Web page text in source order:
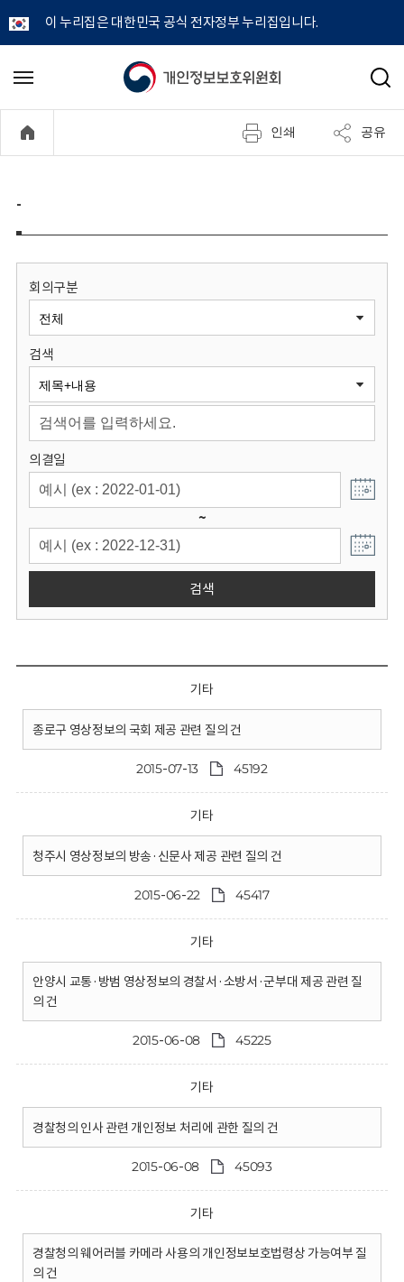
이 누리집은 대한민국 공식 전자정부 누리집입니다.
개
정
보
원
회
메
기
검
인쇄 공유
-
회의구분
검색
의결일
~
검색
기타
종로구 영상정보의 국회 제공 관련 질의 건
2015-07-13 45192
기타
청주시 영상정보의 방송·신문사 제공 관련 질의 건
2015-06-22 45417
기타
안양시 교통·방범 영상정보의 경찰서·소방서·군부대 제공 관련 질
의 건
2015-06-08 45225
기타
경찰청의 인사 관련 개인정보 처리에 관한 질의 건
2015-06-08 45093
기타
경찰청의 웨어러블 카메라 사용의 개인정보보호법령상 가능여부 질
의 건